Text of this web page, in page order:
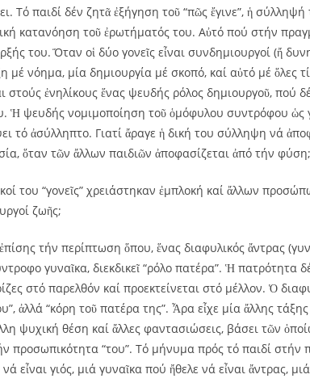
Τό παιδί δέν ζητᾶ ἐξήγηση τοῦ “πῶς ἔγινε”, ἡ
κατανόηση τοῦ ἐρωτήματός του. Αὐτό πού στήν
του. Ὅταν οἱ δύο γονεῖς εἶναι συνδημιουργοί (ἤ
μέ νόημα, μία δημιουργία μέ σκοπό, καί αὐτό μέ ὅλες
στούς ἐνηλίκους ἕνας ψευδής ρόλος δημιουργοῦ, πού
Ἡ ψευδής νομιμοποίηση τοῦ ὁμόφυλου συντρόφου ὡς
τό ἀσύλληπτο. Γιατί ἄραγε ἡ δική του σύλληψη νά
ὅταν τῶν ἄλλων παιδιῶν ἀποφασίζεται ἀπό τήν φύση;
του “γονεῖς” χρειάστηκαν ἐμπλοκή καί ἄλλων
ζωῆς;
τήν περίπτωση ὅπου, ἕνας διαφυλικός ἄντρας
γυναῖκα, διεκδικεῖ “ρόλο πατέρα”. Ἡ πατρότητα
στό παρελθόν καί προεκτείνεται στό μέλλον. Ὁ
ἀλλά “κόρη τοῦ πατέρα της”. Ἆρα εἶχε μία ἄλλης
ψυχική θέση καί ἄλλες φαντασιώσεις, βάσει τῶν
προσωπικότητα “του”. Τό μήνυμα πρός τό παιδί στήν
εἶναι γιός, μιά γυναῖκα πού ἤθελε νά εἶναι ἄντρας,